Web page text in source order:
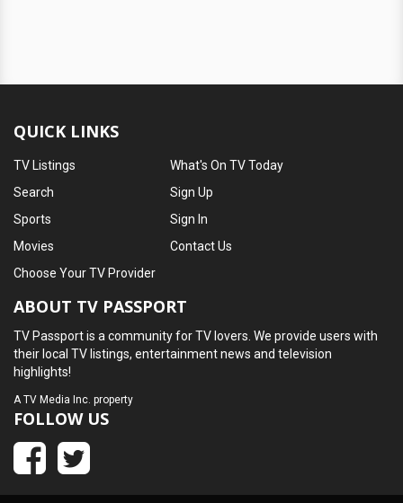
QUICK LINKS
TV Listings
Search
Sports
Movies
What's On TV Today
Sign Up
Sign In
Contact Us
Choose Your TV Provider
ABOUT TV PASSPORT
TV Passport is a community for TV lovers. We provide users with
their local TV listings, entertainment news and television
highlights!
ATV Media Inc. property
FOLLOW US